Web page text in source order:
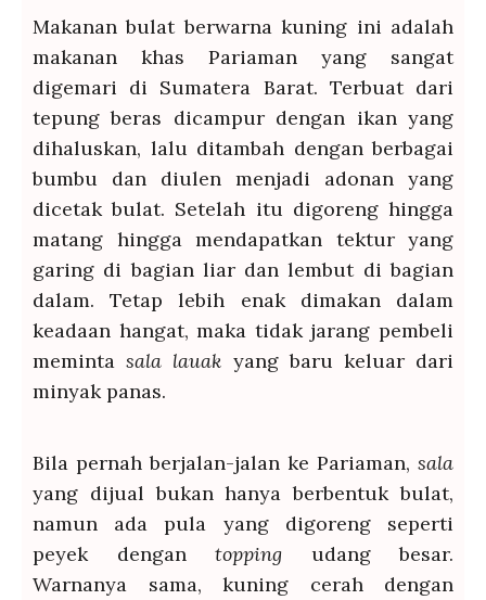
Makanan bulat berwarna kuning ini adalah
makanan khas Pariaman yang sangat
digemari di Sumatera Barat. Terbuat dari
tepung beras dicampur dengan ikan yang
dihaluskan, lalu ditambah dengan berbagai
bumbu dan diulen menjadi adonan yang
dicetak bulat. Setelah itu digoreng hingga
matang hingga mendapatkan tektur yang
garing di bagian liar dan lembut di bagian
dalam. Tetap lebih enak dimakan dalam
keadaan hangat, maka tidak jarang pembeli
memintasala lauak yang baru keluar dari
minyak panas.
Bila pernah berjalan-jalan ke Pariaman, sala
yang dijual bukan hanya berbentuk bulat,
namun ada pula yang digoreng seperti
peyek dengan topping udang besar.
Warnanya sama, kuning cerah dengan